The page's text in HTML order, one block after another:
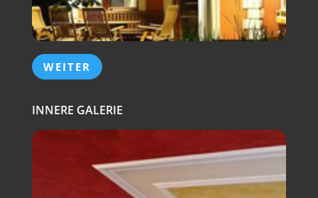
WEITER
INNERE GALERIE